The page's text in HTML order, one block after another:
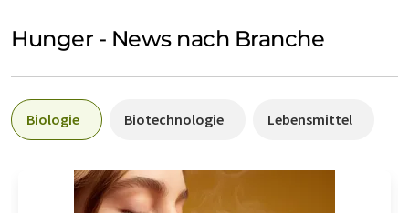
Hunger - News nach Branche
Biologie Biotechnologie Lebensmittel